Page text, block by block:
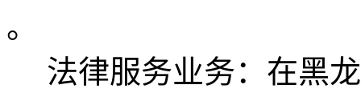
。
法律服务业务：在黑